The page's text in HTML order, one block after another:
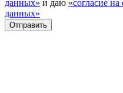
данных» и даю «согласие
данных»